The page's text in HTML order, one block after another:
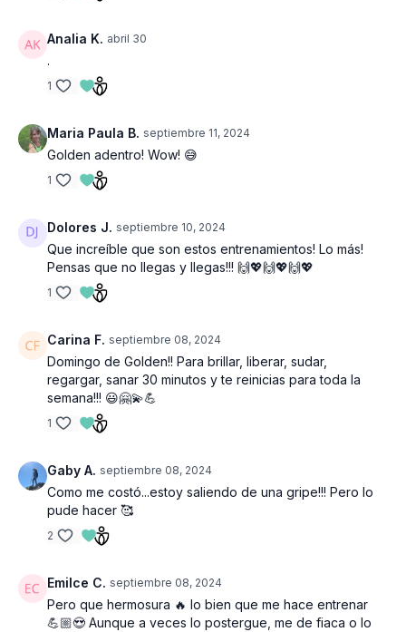
Analia K. abril 30
.
1
Maria Paula B. septiembre 11, 2024
Golden adentro! Wow! 😅
1
Dolores J. septiembre 10, 2024
Que increíble que son estos entrenamientos! Lo más!
Pensas que no llegas y llegas!!! 🙌💖🙌💖🙌💖
1
Carina F. septiembre 08, 2024
Domingo de Golden!! Para brillar, liberar, sudar,
regargar, sanar 30 minutos y te reinicias para toda la
semana!!! 😃🤗💫💪
1
Gaby A. septiembre 08, 2024
Como me costó...estoy saliendo de una gripe!!! Pero lo
pude hacer 🥰
2
Emilce C. septiembre 08, 2024
Pero que hermosura 🔥 lo bien que me hace entrenar
💪🏼😍 Aunque a veces lo postergue, me de fiaca o lo